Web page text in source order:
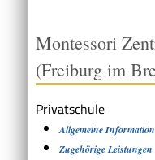
Montessori
(Freiburg im
Privatschule
Allgemeine
Zugehörige Leistungen